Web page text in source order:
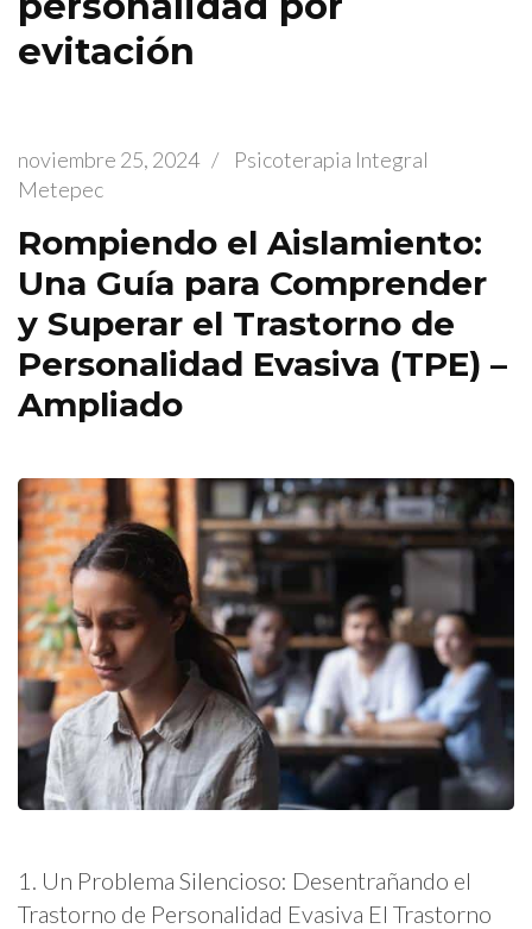
evitación
noviembre 25, 2024 /
Psicoterapia Integral
Metepec
Rompiendo el Aislamiento:
Una Guía para Comprender
y Superar el Trastorno de
Personalidad Evasiva (TPE) –
Ampliado
1. Un Problema Silencioso: Desentrañando el
Trastorno de Personalidad Evasiva El Trastorno